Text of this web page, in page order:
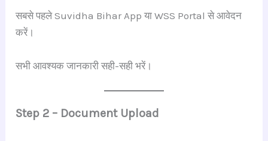
सबसे पहले Suvidha Bihar App या WSS Portal से आवेदन
करें।
सभी आवश्यक जानकारी सही-सही भरें।
Step 2 – Document Upload